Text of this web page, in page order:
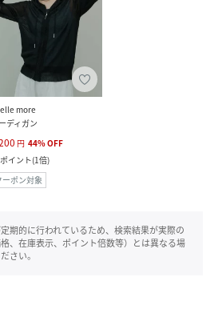
more
ディガン
円 44%OFF
ポイント(1倍)
ーポン対象
期的に行われているため、検索結果が実際の
、在庫表示、ポイント倍数等）とは異なる場
さい。